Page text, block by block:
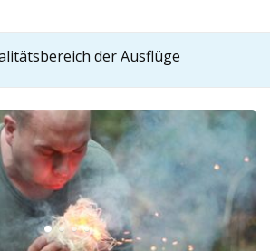
der Ausflüge